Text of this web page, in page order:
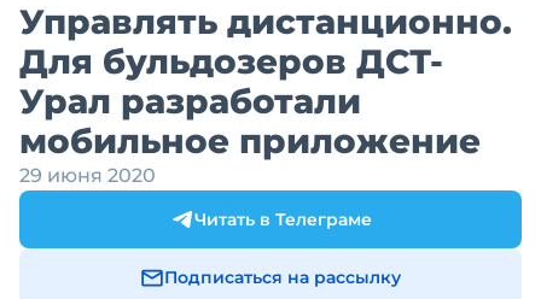
Управлять дистанционно.
Для бульдозеров ДСТ-
Урал разработали
мобильное приложение
29 июня 2020
Читать в Телеграме
Подписаться на рассылку